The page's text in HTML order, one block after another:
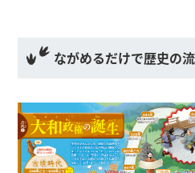
ながめるだけで歴史の